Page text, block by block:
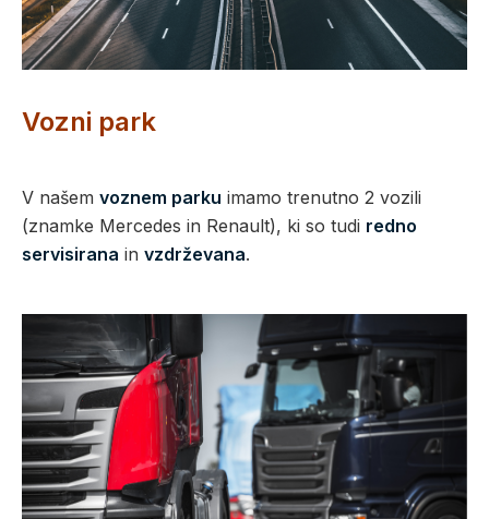
Vozni park
V našem voznem parku imamo trenutno 2 vozili
(znamke Mercedes in Renault), ki so tudi redno
servisirana in vzdrževana.